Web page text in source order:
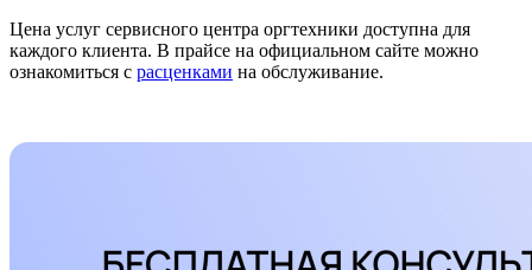
Цена услуг сервисного центра оргтехники доступна для
каждого клиента. В прайсе на официальном сайте можно
ознакомиться с расценками на обслуживание.